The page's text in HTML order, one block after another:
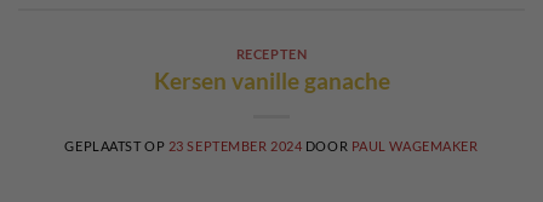
RECEPTEN
Kersen vanille ganache
GEPLAATST OP 23 SEPTEMBER 2024 DOOR PAUL WAGEMAKER